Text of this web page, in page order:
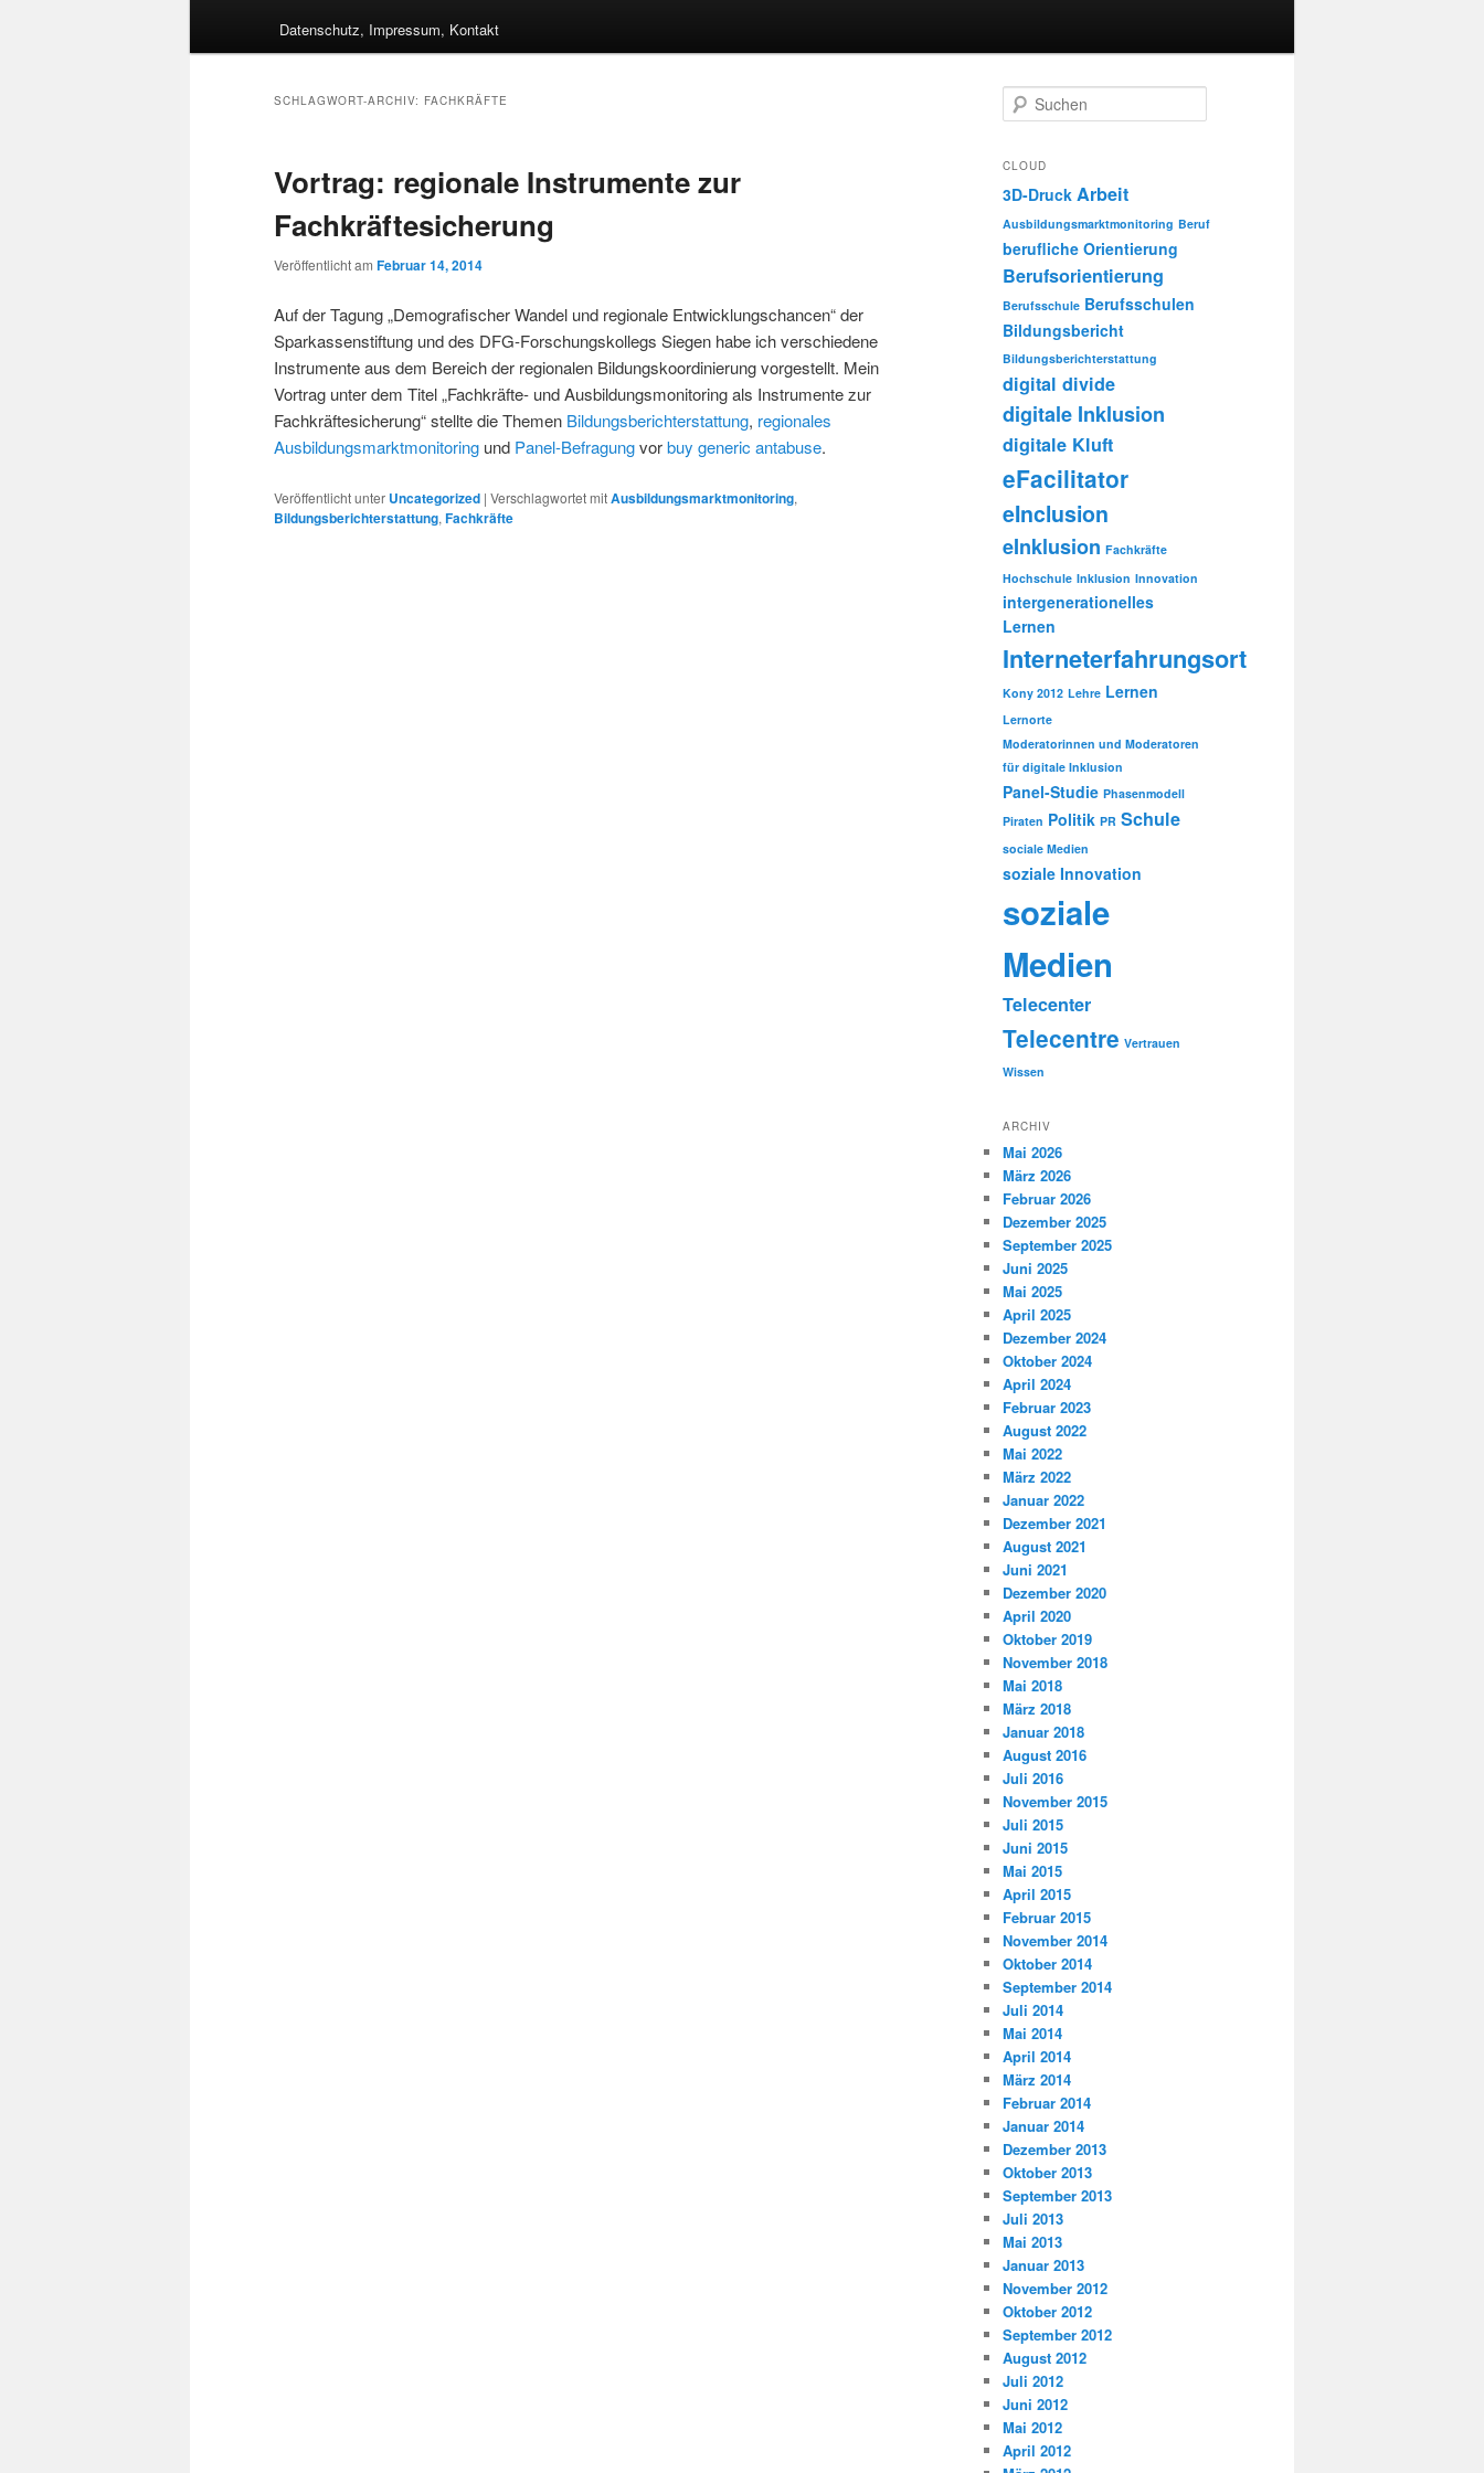
Datenschutz, Impressum, Kontakt
SCHLAGWORT-ARCHIV: FACHKRÄFTE
Vortrag: regionale Instrumente zur
Fachkräftesicherung
Veröffentlicht am Februar 14, 2014
Auf der Tagung „Demografischer Wandel und regionale Entwicklungschancen“ der
Sparkassenstiftung und des DFG-Forschungskollegs Siegen habe ich verschiedene
Instrumente aus dem Bereich der regionalen Bildungskoordinierung vorgestellt. Mein
Vortrag unter dem Titel „Fachkräfte- und Ausbildungsmonitoring als Instrumente zur
Fachkräftesicherung“ stellte die Themen Bildungsberichterstattung, regionales
Ausbildungsmarktmonitoring und Panel-Befragungvorbuy generic antabuse.
Veröffentlicht unter Uncategorized | Verschlagwortet mitAusbildungsmarktmonitoring,
Bildungsberichterstattung, Fachkräfte
u
h
n
CLOUD
3D-Druck Arbeit
Ausbildungsmarktmonitoring Beruf
berufliche Orientierung
Berufsorientierung
Berufsschule Berufsschulen
Bildungsbericht
Bildungsberichterstattung
digital divide
digitale Inklusion
digitale Kluft
eFacilitator
eInclusion
eInklusion Fachkräfte
Hochschule Inklusion Innovation
intergenerationelles
Lernen
Interneterfahrungsort
Kony 2012 Lehre Lernen
Lernorte
Moderatorinnen und Moderatoren
für digitale Inklusion
Panel-Studie Phasenmodell
Piraten Politik PR Schule
sociale Medien
soziale Innovation
soziale
Medien
Telecenter
Telecentre Vertrauen
Wissen
ARCHIV
Mai 2026
März 2026
Februar 2026
Dezember 2025
September 2025
Juni 2025
Mai 2025
April 2025
Dezember 2024
Oktober 2024
April 2024
Februar 2023
August 2022
Mai 2022
März 2022
Januar 2022
Dezember 2021
August 2021
Juni 2021
Dezember 2020
April 2020
Oktober 2019
November 2018
Mai 2018
März 2018
Januar 2018
August 2016
Juli 2016
November 2015
Juli 2015
Juni 2015
Mai 2015
April 2015
Februar 2015
November 2014
Oktober 2014
September 2014
Juli 2014
Mai 2014
April 2014
März 2014
Februar 2014
Januar 2014
Dezember 2013
Oktober 2013
September 2013
Juli 2013
Mai 2013
Januar 2013
November 2012
Oktober 2012
September 2012
August 2012
Juli 2012
Juni 2012
Mai 2012
April 2012